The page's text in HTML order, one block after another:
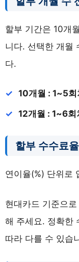
할부 기간은 10개
니다. 선택한 개월
다.
10개월 : 1~5
12개월 : 1~6회
할부 수수료
연이율(%) 단위로
현대카드 기준으
해 주세요. 정확한
따라 다를 수 있습